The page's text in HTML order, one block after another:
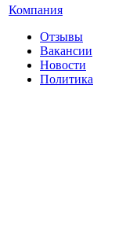
Компания
Отзывы
Вакансии
Новости
Политика